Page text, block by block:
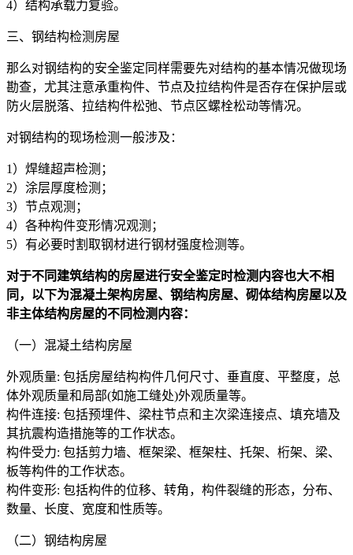
4）结构承载力复验。
三、钢结构检测房屋
那么对钢结构的安全鉴定同样需要先对结构的基本情况做现场
勘查，尤其注意承重构件、节点及拉结构件是否存在保护层或
防火层脱落、拉结构件松弛、节点区螺栓松动等情况。
对钢结构的现场检测一般涉及：
1）焊缝超声检测；
2）涂层厚度检测；
3）节点观测；
4）各种构件变形情况观测；
5）有必要时割取钢材进行钢材强度检测等。
对于不同建筑结构的房屋进行安全鉴定时检测内容也大不相
同，以下为混凝土架构房屋、钢结构房屋、砌体结构房屋以及
非主体结构房屋的不同检测内容：
（一）混凝土结构房屋
外观质量: 包括房屋结构构件几何尺寸、垂直度、平整度，总
体外观质量和局部(如施工缝处)外观质量等。
构件连接: 包括预埋件、梁柱节点和主次梁连接点、填充墙及
其抗震构造措施等的工作状态。
构件受力: 包括剪力墙、框架梁、框架柱、托架、桁架、梁、
板等构件的工作状态。
构件变形: 包括构件的位移、转角，构件裂缝的形态，分布、
数量、长度、宽度和性质等。
（二）钢结构房屋